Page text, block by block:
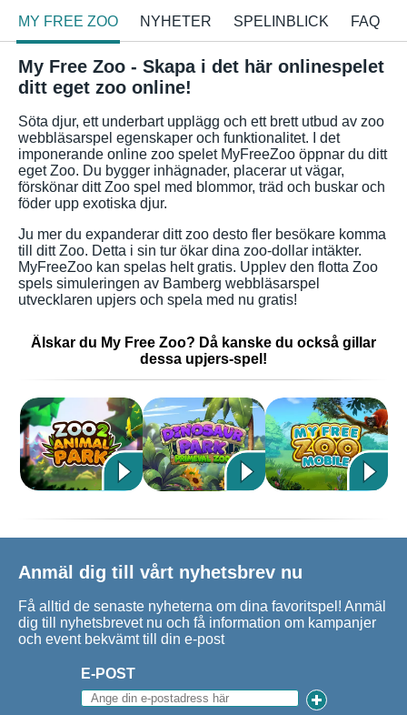
MY FREE ZOO NYHETER SPELINBLICK FAQ
My Free Zoo - Skapa i det här onlinespelet
ditt eget zoo online!
Söta djur, ett underbart upplägg och ett brett utbud av zoo
webbläsarspel egenskaper och funktionalitet. I det
imponerande online zoo spelet MyFreeZoo öppnar du ditt
eget Zoo. Du bygger inhägnader, placerar ut vägar,
förskönar ditt Zoo spel med blommor, träd och buskar och
föder upp exotiska djur.
Ju mer du expanderar ditt zoo desto fler besökare komma
till ditt Zoo. Detta i sin tur ökar dina zoo-dollar intäkter.
MyFreeZoo kan spelas helt gratis. Upplev den flotta Zoo
spels simuleringen av Bamberg webbläsarspel
utvecklaren upjers och spela med nu gratis!
Älskar du My Free Zoo? Då kanske du också gillar
dessa upjers-spel!
Anmäl dig till vårt nyhetsbrev nu
Få alltid de senaste nyheterna om dina favoritspel! Anmäl
dig till nyhetsbrevet nu och få information om kampanjer
och event bekvämt till din e-post
E-POST